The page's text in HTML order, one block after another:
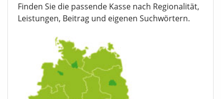
Finden Sie die passende Kasse nach Regionalität,
Leistungen, Beitrag und eigenen Suchwörtern.